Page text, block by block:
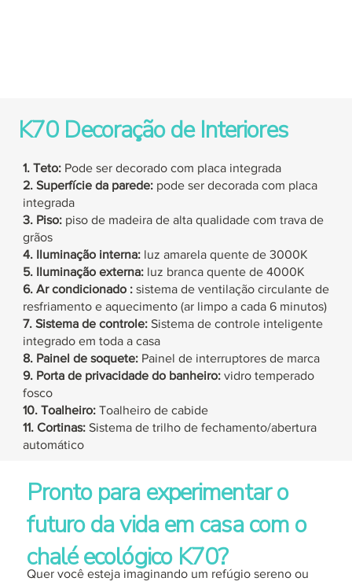
K70 Decoração de Interiores
1. Teto:Pode ser decorado com placa integrada
2. Superfície da parede:pode ser decorada com placa
integrada
3. Piso:piso de madeira de alta qualidade com trava de
grãos
4. Iluminação interna:luz amarela quente de 3000K
5. Iluminação externa:luz branca quente de 4000K
6. Ar condicionado : sistema de ventilação circulante de
resfriamentoe aquecimento (ar limpo a cada 6 minutos)
7. Sistema de controle:Sistema de controle inteligente
integrado em toda a casa
8. Painel de soquete:Painel de interruptores de marca
9. Porta de privacidade do banheiro:vidro temperado
fosco
10. Toalheiro:Toalheiro de cabide
11. Cortinas: Sistema de trilho de fechamento/abertura
automático
Quer você esteja imaginando um refúgio sereno ou
Pronto para experimentar o
futuro da vida em casa com o
chalé ecológico K70?